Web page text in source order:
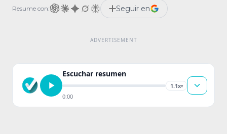
fácilmente datos protegidos dentro de esta
aplicación. Samsung respondió que está
Resume con: Seguir en
Escuchar resumen
1.1x▾
0:00